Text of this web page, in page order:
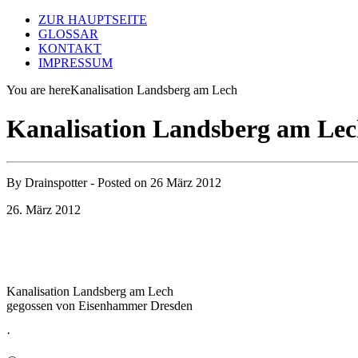
ZUR HAUPTSEITE
GLOSSAR
KONTAKT
IMPRESSUM
You are hereKanalisation Landsberg am Lech
Kanalisation Landsberg am
By Drainspotter- Posted on 26 März 2012
26. März 2012
Kanalisation Landsberg am Lech
gegossen von Eisenhammer Dresden
·